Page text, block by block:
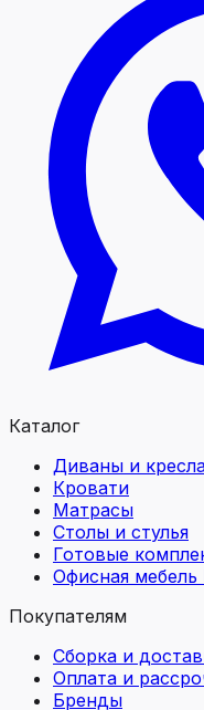
Каталог
Диваны и
Кровати
Матрасы
Столы и стулья
Готовые
Офисная мебель
Покупателям
Сборка и
Оплата и
Бренды